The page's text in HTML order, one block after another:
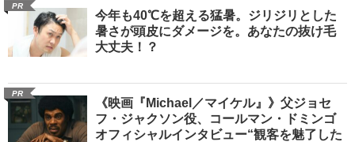
PR
今年も40℃を超える猛暑。ジリジリとした
暑さが頭皮にダメージを。あなたの抜け毛
大丈夫！？
PR
《映画『Michael／マイケル』》父ジョセ
フ・ジャクソン役、コールマン・ドミンゴ
オフィシャルインタビュー“観客を魅了した